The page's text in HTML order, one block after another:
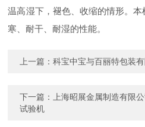
温高湿下，褪色、收缩的情形。
寒、耐干、耐湿的性能。
上一篇：科宝中宝与百丽特包装
下一篇：
上海昭展金属制造有限
试验机